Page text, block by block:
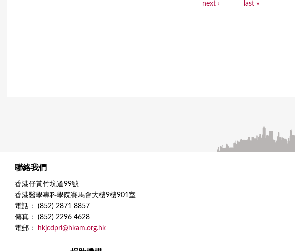
next ›
last »
聯絡我們
香港仔黃竹坑道99號
香港醫學專科學院賽馬會大樓9樓901室
電話： (852) 2871 8857
傳真： (852) 2296 4628
電郵：
hkjcdpri@hkam.org.hk